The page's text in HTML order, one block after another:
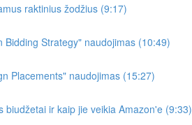
raktinius žodžius (9:17)
Bidding Strategy" naudojimas (10:49)
Placements" naudojimas (15:27)
biudžetai ir kaip jie veikia Amazon'e (9:33)